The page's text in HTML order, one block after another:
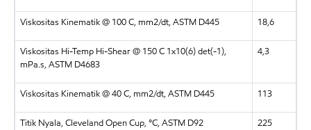
Viskositas Kinematik @ 100 C, mm2/dt, ASTM D445 18,6
Viskositas Hi-Temp Hi-Shear @ 150 C 1x10(6) det(-1),
mPa.s, ASTM D4683
4,3
Viskositas Kinematik @ 40 C, mm2/dt, ASTM D445 113
Titik Nyala, Cleveland Open Cup, °C, ASTM D92 225